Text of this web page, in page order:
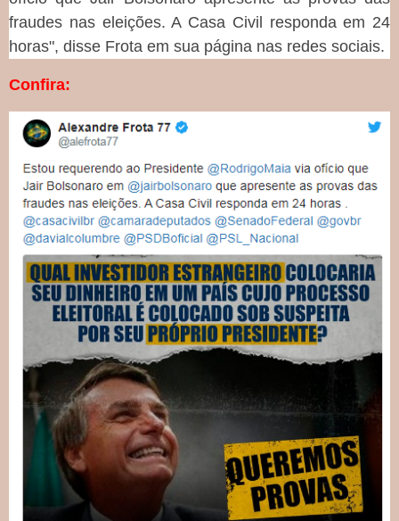
fraudes nas eleições. A Casa Civil responda em 24
horas", disse Frota em sua página nas redes sociais.
Confira: